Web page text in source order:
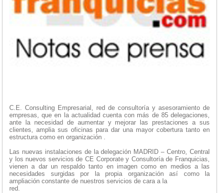
C.E. Consulting Empresarial, red de consultoría y asesoramiento de
empresas, que en la actualidad cuenta con más de 85 delegaciones,
ante la necesidad de aumentar y mejorar las prestaciones a sus
clientes, amplia sus oficinas para dar una mayor cobertura tanto en
estructura como en organización .
Las nuevas instalaciones de la delegación MADRID – Centro, Central
y los nuevos servicios de CE Corporate y Consultoría de Franquicias,
vienen a dar un respal­do tanto en imagen como en medios a las
necesidades surgidas por la propia organización así como la
ampliación constante de nuestros servicios de cara a la
red.